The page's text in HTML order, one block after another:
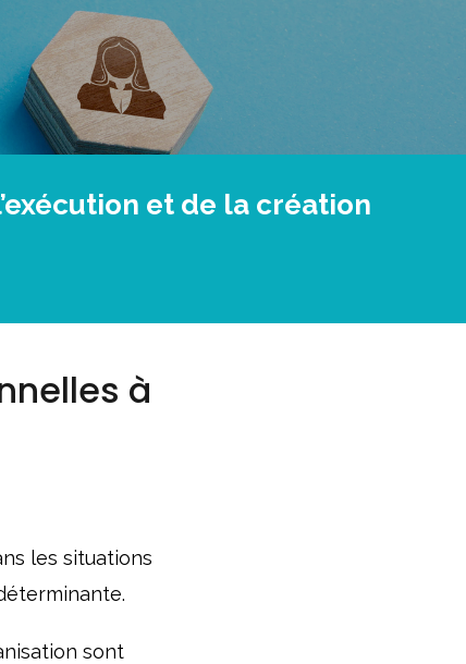
et de la création
à
les situations
sont